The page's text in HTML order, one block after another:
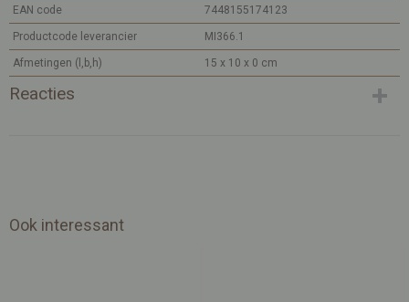
EAN code 7448155174123
Productcode leverancier MI366.1
Afmetingen (l,b,h) 15 x 10 x 0 cm
Reacties
Ook interessant